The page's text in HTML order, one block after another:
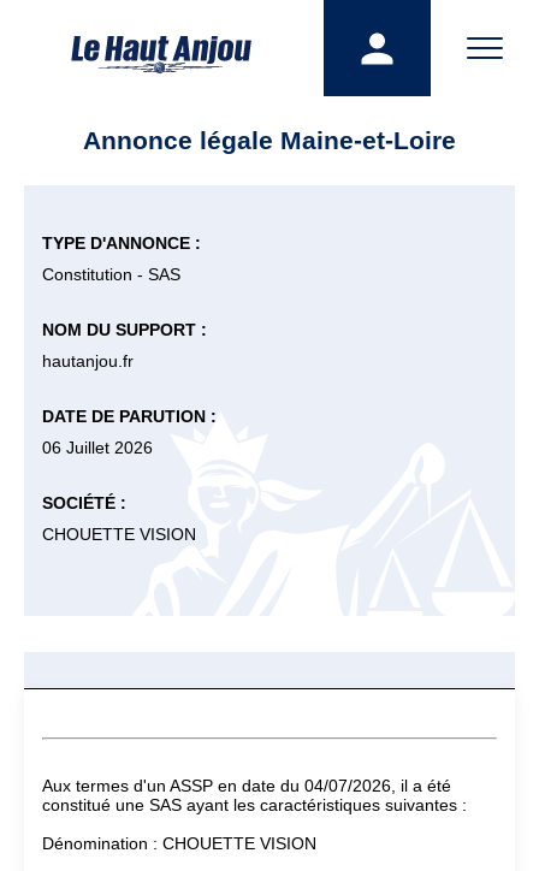
Annonce légale Maine-et-Loire
TYPE D'ANNONCE :
Constitution - SAS
NOM DU SUPPORT :
hautanjou.fr
DATE DE PARUTION :
06 Juillet 2026
SOCIÉTÉ :
CHOUETTE VISION
Aux termes d'un ASSP en date du 04/07/2026, il a été
constitué une SAS ayant les caractéristiques suivantes :
Dénomination : CHOUETTE VISION